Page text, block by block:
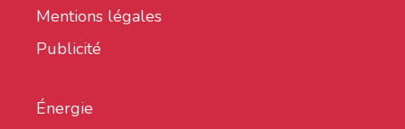
Mentions légales
Publicité
Énergie